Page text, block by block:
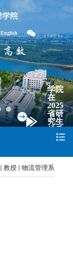
English
学院
在
2025
省研
究生
优质
教学
教授 物流管理系